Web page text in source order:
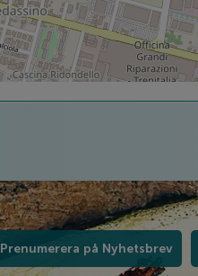
Prenumerera på Nyhetsbrev